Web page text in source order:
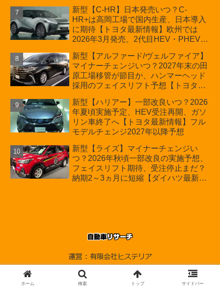
カーオブザイヤーとJNCAP大賞受賞後
も残る注意点
新型【C-HR】日本発売いつ？C-
HR+は高岡工場で国内生産、日本導入
に期待【トヨタ最新情報】欧州では
2026年3月発売、2代目HEV・PHEVは
新型【アルファード/ヴェルファイア】
マイナーチェンジいつ？2027年末の田
原工場移管が節目か、ハンマーヘッド
採用のフェイスリフト予想【トヨタ最
費税込価格559万9000円から
新型【ハリアー】一部改良いつ？2026
年夏頃実施予定、HEV受注再開、ガソ
リン車終了へ【トヨタ最新情報】フル
モデルチェンジ2027年以降予想
新型【ライズ】マイナーチェンジい
つ？2026年秋頃一部改良の実施予想、
フェイスリフト期待、受注停止まだ？
納期2～3ヵ月に短縮【ダイハツ最新情
© 2010-2026 自動車リサーチ.
ホーム 検索 トップ サイドバー